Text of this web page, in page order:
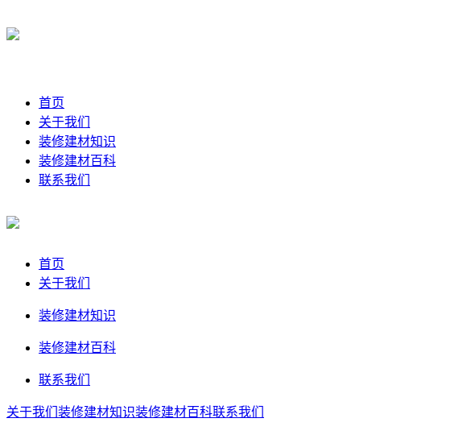
首页
关于我们
装修建材知识
装修建材百科
联系我们
首页
关于我们
装修建材知识
装修建材百科
联系我们
关于我们 装修建材知识装修建材百科联系我们